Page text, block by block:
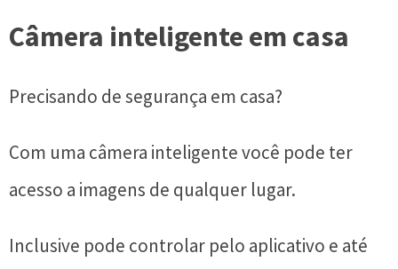
Câmera inteligente em casa
Precisando de segurança em casa?
Com uma câmera inteligente você pode ter
acesso a imagens de qualquer lugar.
Inclusive pode controlar pelo aplicativo e até